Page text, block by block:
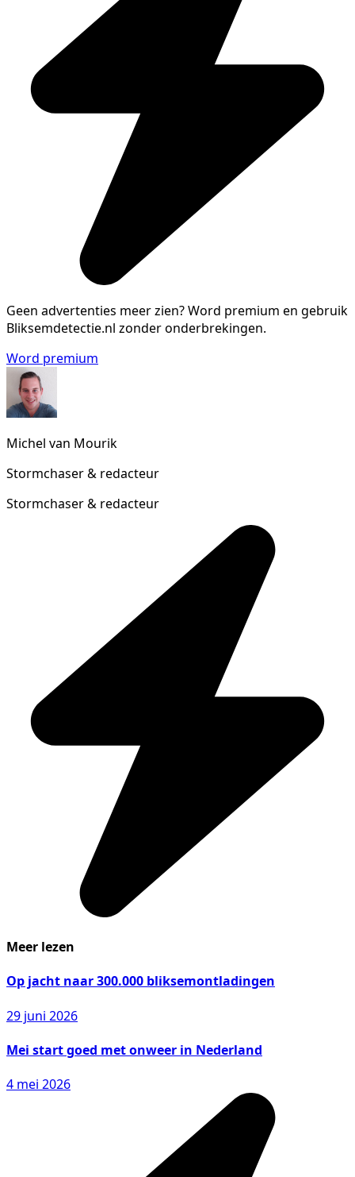
Geen advertenties meer zien?Word premium en gebruik
Bliksemdetectie.nl zonder onderbrekingen.
Word premium
Michel van Mourik
Stormchaser & redacteur
Stormchaser & redacteur
Meer lezen
Op jacht naar 300.000 bliksemontladingen
29 juni 2026
Mei start goed met onweer in Nederland
4 mei 2026